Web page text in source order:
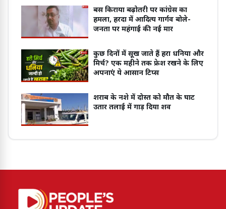
बस किराया बढ़ोतरी पर कांग्रेस का
हमला, हरदा में आदित्य गार्गव बोले-
जनता पर महंगाई की नई मार
कुछ दिनों में सूख जाते हैं हरा धनिया और
मिर्च? एक महीने तक फ्रेश रखने के लिए
अपनाएं ये आसान टिप्स
शराब के नशे में दोस्त को मौत के घाट
उतार तलाई में गाड़ दिया शव